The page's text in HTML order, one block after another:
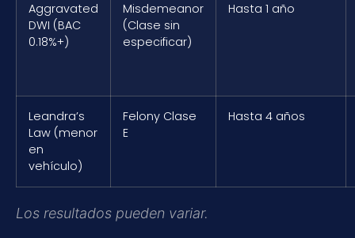
Aggravated
DWI (BAC
0.18%+)
Misdemeanor
(Clase sin
especificar)
Hasta 1 año
Leandra’s
Law (menor
en
vehículo)
Felony Clase
E
Hasta 4 años
Los resultados pueden variar.